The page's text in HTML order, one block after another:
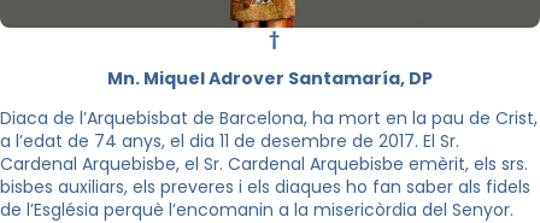
†
Mn. Miquel Adrover Santamaría, DP
Diaca de l’Arquebisbat de Barcelona, ha mort en la pau de Crist,
a l’edat de 74 anys, el dia 11 de desembre de 2017. El Sr.
Cardenal Arquebisbe, el Sr. Cardenal Arquebisbe emèrit, els srs.
bisbes auxiliars, els preveres i els diaques ho fan saber als fidels
de l’Església perquè l’encomanin a la misericòrdia del Senyor.